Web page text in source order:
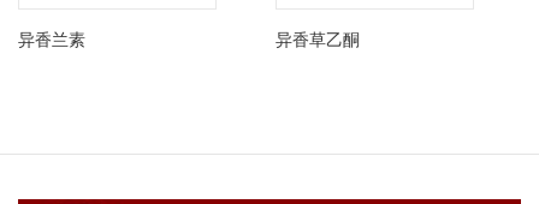
异香兰素 异香草乙酮